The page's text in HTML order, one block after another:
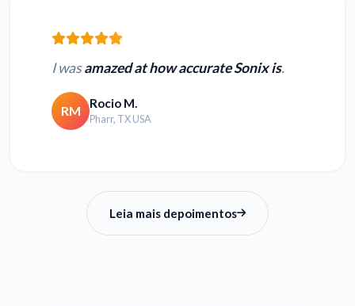
I wasamazed at how accurate Sonix is.
RM Rocio M.
Pharr, TX USA
Leia mais depoimentos